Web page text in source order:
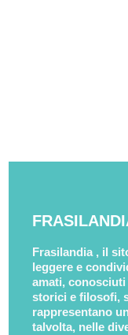
Frasilandia , il
leggere e
amati,
storici e filosofi,
rappresentano
talvolta, nelle